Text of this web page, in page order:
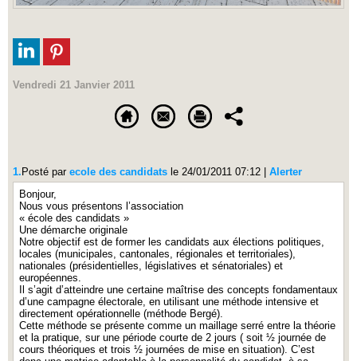
Vendredi 21 Janvier 2011
1.Posté par ecole des candidats le 24/01/2011 07:12 | Alerter
Bonjour,
Nous vous présentons l’association
« école des candidats »
Une démarche originale
Notre objectif est de former les candidats aux élections politiques,
locales (municipales, cantonales, régionales et territoriales),
nationales (présidentielles, législatives et sénatoriales) et
européennes.
Il s’agit d’atteindre une certaine maîtrise des concepts fondamentaux
d’une campagne électorale, en utilisant une méthode intensive et
directement opérationnelle (méthode Bergé).
Cette méthode se présente comme un maillage serré entre la théorie
et la pratique, sur une période courte de 2 jours ( soit ½ journée de
cours théoriques et trois ½ journées de mise en situation). C’est